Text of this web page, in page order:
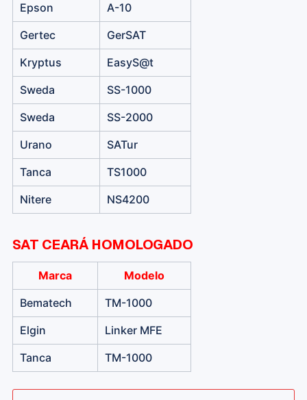
Epson
A-10
Gertec
GerSAT
Kryptus
EasyS@t
Sweda
SS-1000
Sweda
SS-2000
Urano
SATur
Tanca
TS1000
Nitere
NS4200
SAT CEARÁ HOMOLOGADO
Marca
Modelo
Bematech
TM-1000
Elgin
Linker MFE
Tanca
TM-1000